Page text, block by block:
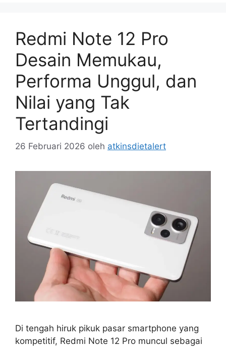
Redmi Note 12 Pro
Desain Memukau,
Performa Unggul, dan
Nilai yang Tak
Tertandingi
26 Februari 2026 oleh atkinsdietalert
Di tengah hiruk pikuk pasar smartphone yang
kompetitif, Redmi Note 12 Pro muncul sebagai